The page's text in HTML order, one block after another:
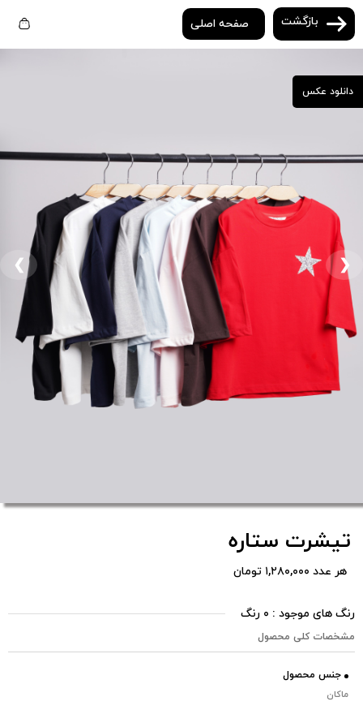
بازگشت صفحه اصلی
دانلود عکس
❮ ❯
تیشرت ستاره
هر عدد ۱,۲۸۰,۰۰۰ تومان
رنگ های موجود : ۰ رنگ
مشخصات کلی محصول
جنس محصول
ماکان